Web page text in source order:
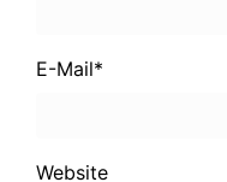
E-Mail*
Website